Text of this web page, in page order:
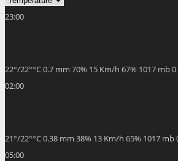
23:00
22°/22°°C0.7 mm 70% 15 Km/h 67% 1017 mb
02:00
21°/22°°C0.38 mm 38% 13 Km/h 65% 1017 mb
05:00